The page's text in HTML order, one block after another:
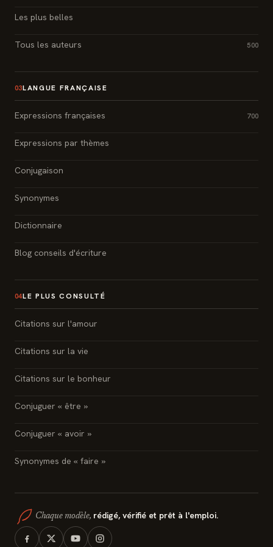
Les plus belles
Tous les auteurs 500
03LANGUE FRANÇAISE
Expressions françaises 700
Expressions par thèmes
Conjugaison
Synonymes
Dictionnaire
Blog conseils d'écriture
04LE PLUS CONSULTÉ
Citations sur l'amour
Citations sur la vie
Citations sur le bonheur
Conjuguer « être »
Conjuguer « avoir »
Synonymes de « faire »
Chaque modèle, rédigé, vérifié et prêt à l'emploi.